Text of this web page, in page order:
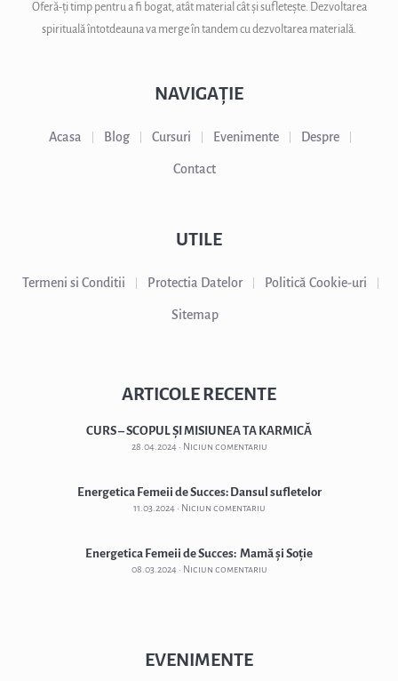
Oferă-ți timp pentru a fi bogat, atât material cât și sufletește. Dezvoltarea
spirituală întotdeauna va merge în tandem cu dezvoltarea materială.
NAVIGAȚIE
Acasa Blog Cursuri Evenimente Despre
Contact
UTILE
Termeni si Conditii Protectia Datelor Politică Cookie-uri
Sitemap
EVENIMENTE
ARTICOLE RECENTE
CURS – SCOPUL ȘI MISIUNEA TA KARMICĂ
28.04.2024 Niciun comentariu
Energetica Femeii de Succes: Dansul sufletelor
11.03.2024 Niciun comentariu
Energetica Femeii de Succes: Mamă și Soție
08.03.2024 Niciun comentariu